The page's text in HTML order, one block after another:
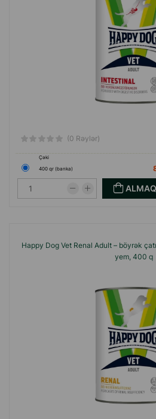
(0 Rəylər)
Çəki
400 qr (banka)
ALMAQ
Happy Dog Vet Renal Adult – böyrək
yem, 400 q